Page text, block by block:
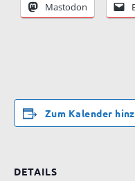
Mastodon
Zum Kalender
DETAILS